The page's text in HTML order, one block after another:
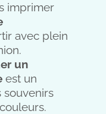
imprimer
avec plein
un
est un
souvenirs